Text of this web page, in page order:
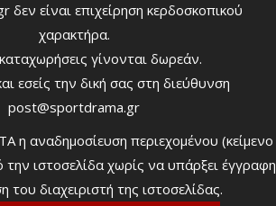
είναι επιχείρηση κερδοσκοπικού
χαρακτήρα.
γίνονται δωρεάν.
εσείς την δική σας στη διεύθυνση
post@sportdrama.gr
αναδημοσίευση περιεχομένου (κείμενο
ιστοσελίδα χωρίς να υπάρξει έγγραφη
του διαχειριστή της ιστοσελίδας.